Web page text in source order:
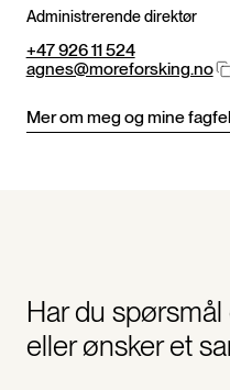
Administrerende direktør
+47 926 11 524
agnes@moreforsking.no
Mer om meg og mine
Har du
eller ønsker et